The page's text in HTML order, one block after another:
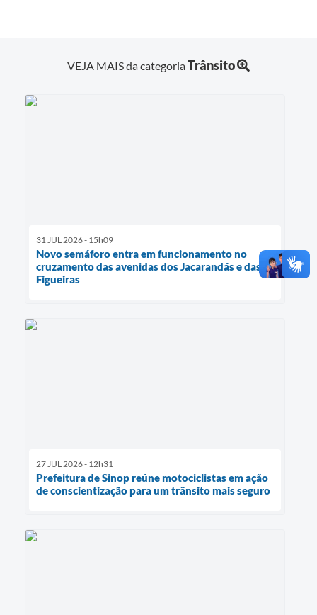
VEJA MAIS da categoriaTrânsito
31 JUL 2026 - 15h09
Novo semáforo entra em funcionamento no
cruzamento das avenidas dos Jacarandás e das
Figueiras
27 JUL 2026 - 12h31
Prefeitura de Sinop reúne motociclistas em ação
de conscientização para um trânsito mais seguro